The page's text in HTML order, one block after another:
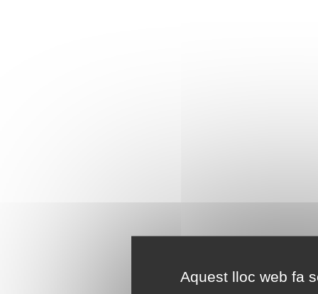
Aquest lloc web fa